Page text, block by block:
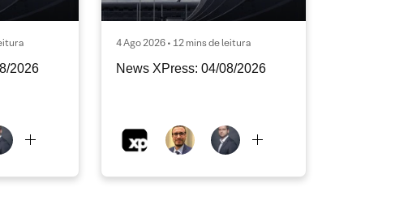
2026
4 Ago 2026 • 12 mins de leitura
News XPress: 04/08/2026